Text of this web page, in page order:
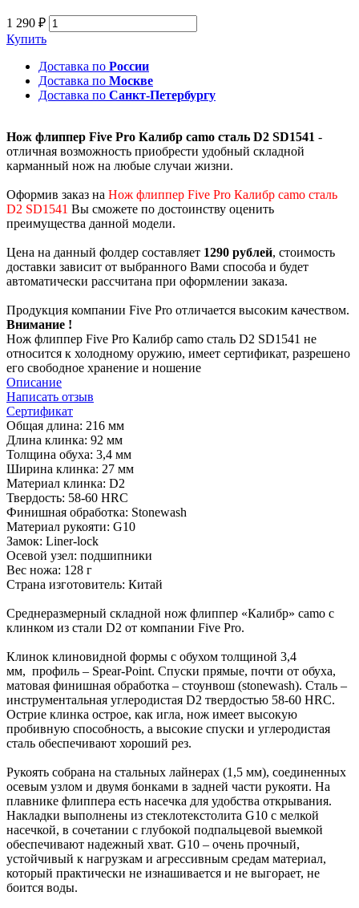
1 290 ₽
Купить
Доставка по России
Доставка по Москве
Доставка по Санкт-Петербургу
Нож флиппер Five Pro Калибр camo сталь D2 SD1541 -
отличная возможность приобрести удобный складной
карманный нож на любые случаи жизни.
Оформив заказ на Нож флиппер Five Pro Калибр camo сталь
D2 SD1541 Вы сможете по достоинству оценить
преимущества данной модели.
Цена на данный фолдер составляет 1290 рублей, стоимость
доставки зависит от выбранного Вами способа и будет
автоматически рассчитана при оформлении заказа.
Продукция компании Five Pro отличается высоким качеством.
Внимание !
Нож флиппер Five Pro Калибр camo сталь D2 SD1541 не
относится к холодному оружию, имеет сертификат, разрешено
его свободное хранение и ношение
Описание
Написать отзыв
Сертификат
Общая длина: 216 мм
Длина клинка: 92 мм
Толщина обуха: 3,4 мм
Ширина клинка: 27 мм
Материал клинка: D2
Твердость: 58-60 HRC
Финишная обработка: Stonewash
Материал рукояти: G10
Замок: Liner-lock
Осевой узел: подшипники
Вес ножа: 128 г
Страна изготовитель: Китай
Среднеразмерный складной нож флиппер «Калибр» camo с
клинком из стали D2 от компании Five Pro.
Клинок клиновидной формы с обухом толщиной 3,4
мм, профиль – Spear-Point. Спуски прямые, почти от обуха,
матовая финишная обработка – стоунвош (stonewash). Сталь –
инструментальная углеродистая D2 твердостью 58-60 HRC.
Острие клинка острое, как игла, нож имеет высокую
пробивную способность, а высокие спуски и углеродистая
сталь обеспечивают хороший рез.
Рукоять собрана на стальных лайнерах (1,5 мм), соединенных
осевым узлом и двумя бонками в задней части рукояти. На
плавнике флиппера есть насечка для удобства открывания.
Накладки выполнены из стеклотекстолита G10 с мелкой
насечкой, в сочетании с глубокой подпальцевой выемкой
обеспечивают надежный хват. G10 – очень прочный,
устойчивый к нагрузкам и агрессивным средам материал,
который практически не изнашивается и не выгорает, не
боится воды.